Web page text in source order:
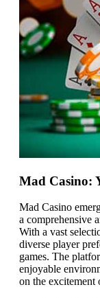
Mad Casino:
Mad Casino
a comprehensive
With a vast
diverse player
games. The
enjoyable
on the excitement